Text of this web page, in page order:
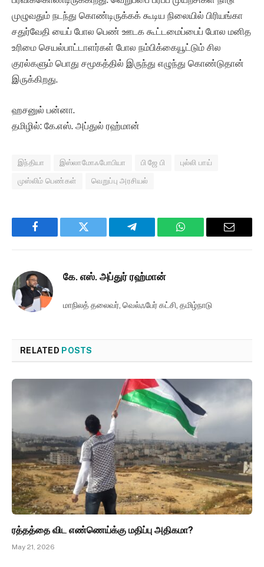
முழுவதும் நடந்து கொண்டிருக்கக் கூடிய நிலையில் பிரியங்கா
சதுர்வேதி யைப் போல பெண் ஊடக கூட்டமைப்பைப் போல மனித
உரிமை செயல்பாட்டாளர்கள் போல நம்பிக்கையூட்டும் சில
குரல்களும் பொது சமூகத்தில் இருந்து எழுந்து கொண்டுதான்
இருக்கிறது.
ஹசனுல் பன்னா.
தமிழில்: கே.எஸ். அப்துல் ரஹ்மான்
இந்தியா இஸ்லாமோஃபோபியா பி ஜே பி புல்லி பாய்
முஸ்லிம் பெண்கள் வெறுப்பு அரசியல்
Facebook Twitter Telegram WhatsApp Email
கே. எஸ். அப்துர் ரஹ்மான்
மாநிலத் தலைவர், வெல்ஃபேர் கட்சி, தமிழ்நாடு
RELATED POSTS
ரத்தத்தை விட எண்ணெய்க்கு மதிப்பு அதிகமா?
May 21, 2026